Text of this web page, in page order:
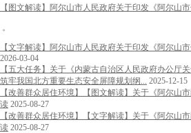
【图文解读】阿尔山市人民政府关于印发《阿尔山
。
【文字解读】阿尔山市人民政府关于印发《阿尔山
2026-03-04
【五大任务】关于《内蒙古自治区人民政府办公厅
筑牢我国北方重要生态安全屏障规划纲... 2025-12-15
【改善群众居住环境】【图文解读】关于《阿尔山
读 2025-08-27
【改善群众居住环境】【文字解读】关于《阿尔山
读 2025-08-27